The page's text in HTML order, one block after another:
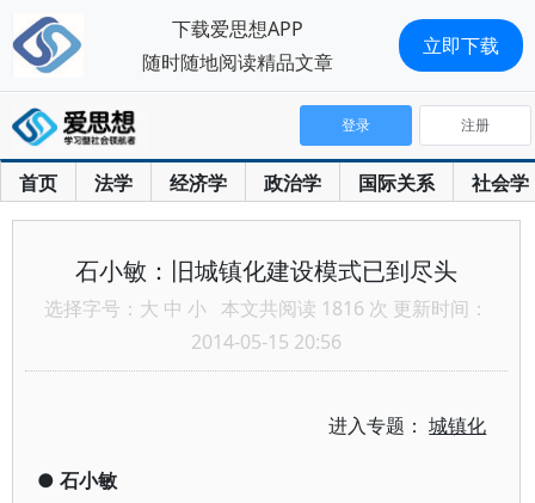
首页 法学 经济学 政治学 国际关系 社会学
登录 注册
石小敏：旧城镇化建设模式已到尽头
选择字号： 大 中 小 本文共阅读 1816 次 更新时间：
2014-05-15 20:56
进入专题：城镇化
● 石小敏
下载爱思想APP
随时随地阅读精品文章
立即下载